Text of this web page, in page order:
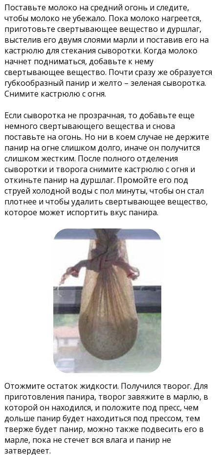
Поставьте молоко на средний огонь и следите,
чтобы молоко не убежало. Пока молоко нагреется,
приготовьте свертывающее вещество и дуршлаг,
выстелив его двумя слоями марли и поставив его на
кастрюлю для стекания сыворотки. Когда молоко
начнет подниматься, добавьте к нему
свертывающее вещество. Почти сразу же образуется
губкообразный панир и желто – зеленая сыворотка.
Снимите кастрюлю с огня.
Если сыворотка не прозрачная, то добавьте еще
немного свертывающего вещества и снова
поставьте на огонь. Но ни в коем случае не держите
панир на огне слишком долго, иначе он получится
слишком жестким. После полного отделения
сыворотки и творога снимите кастрюлю с огня и
откиньте панир на дуршлаг. Промойте его под
струей холодной воды с пол минуты, чтобы он стал
плотнее и чтобы удалить свертывающее вещество,
которое может испортить вкус панира.
Отожмите остаток жидкости. Получился творог. Для
приготовления панира, творог завяжите в марлю, в
которой он находился, и положите под пресс, чем
дольше панир будет находиться под прессом, тем
тверже будет панир, можно также подвесить его в
марле, пока не стечет вся влага и панир не
затвердеет.